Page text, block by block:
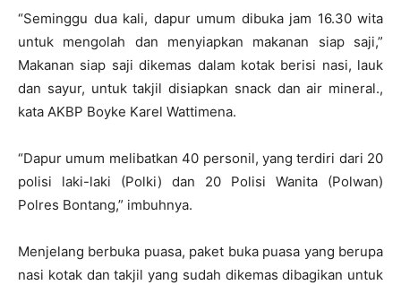
“Seminggu dua kali, dapur umum dibuka jam 16.30 wita
untuk mengolah dan menyiapkan makanan siap saji,”
Makanan siap saji dikemas dalam kotak berisi nasi, lauk
dan sayur, untuk takjil disiapkan snack dan air mineral.,
kata AKBP Boyke Karel Wattimena.
“Dapur umum melibatkan 40 personil, yang terdiri dari 20
polisi laki-laki (Polki) dan 20 Polisi Wanita (Polwan)
Polres Bontang,” imbuhnya.
Menjelang berbuka puasa, paket buka puasa yang berupa
nasi kotak dan takjil yang sudah dikemas dibagikan untuk